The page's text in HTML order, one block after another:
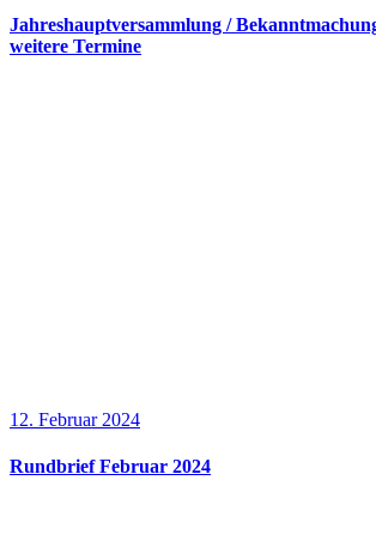
Jahreshauptversammlung /
weitere Termine
12. Februar 2024
Rundbrief Februar 2024